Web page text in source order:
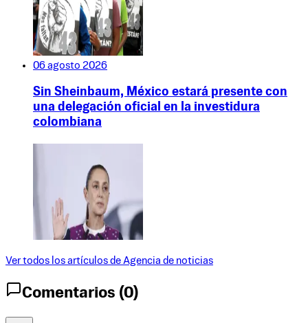
06 agosto 2026
Sin Sheinbaum, México estará presente con
una delegación oficial en la investidura
colombiana
Ver todos los artículos de Agencia de noticias
Comentarios (0)